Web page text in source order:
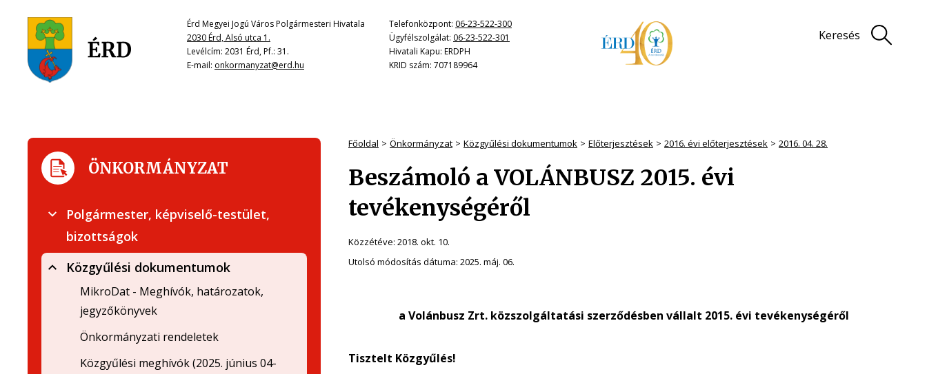
Érd Megyei Jogú Város Polgármesteri Hivatala
2030 Érd, Alsó utca 1.
Levélcím: 2031 Érd, Pf.: 31.
E-mail: onkormanyzat@erd.hu
Telefonközpont: 06-23-522-300
Ügyfélszolgálat: 06-23-522-301
Hivatali Kapu: ERDPH
KRID szám: 707189964
Keresés
Főoldal Önkormányzat Közgyűlési dokumentumok Előterjesztések 2016. évi előterjesztések 2016. 04. 28.
Beszámoló a VOLÁNBUSZ 2015. évi
tevékenységéről
Közzétéve: 2018. okt. 10.
Utolsó módosítás dátuma: 2025. máj. 06.
a Volánbusz Zrt. közszolgáltatási szerződésben vállalt 2015. évi tevékenységéről
Tisztelt Közgyűlés!
ÖNKORMÁNYZAT
Polgármester, képviselő-testület,
bizottságok
Közgyűlési dokumentumok
MikroDat - Meghívók, határozatok,
jegyzőkönyvek
Önkormányzati rendeletek
Közgyűlési meghívók (2025. június 04-